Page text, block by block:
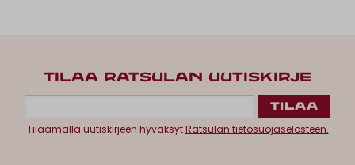
TILAA RATSULAN UUTISKIRJE
Tilaamalla uutiskirjeen hyväksytRatsulan tietosuojaselosteen.